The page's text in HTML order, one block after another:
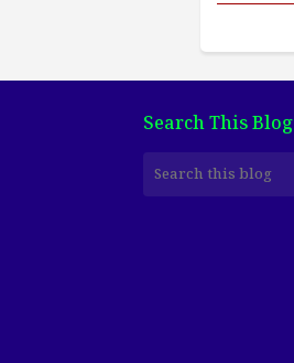
Search This Blog